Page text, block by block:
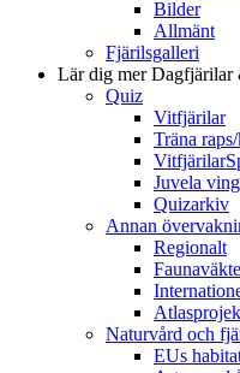
Bilder
Allmänt
Fjärilsgalleri
Lär dig merDagfjärilar
Quiz
Vitfjärilar
Träna
Juvela
Quizarkiv
Annan
Regionalt
Naturvård och
EUs